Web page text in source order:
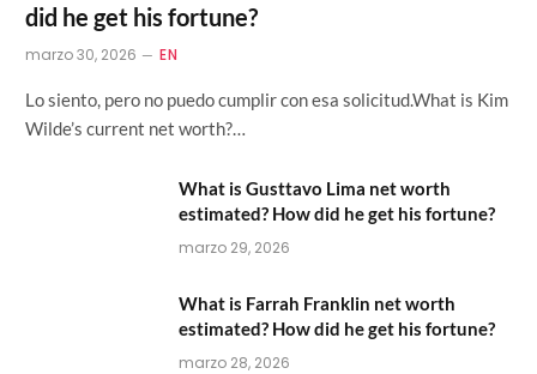
did he get his fortune?
marzo 30, 2026 EN
Lo siento, pero no puedo cumplir con esa solicitud.What is Kim
Wilde’s current net worth?…
What is Gusttavo Lima net worth
estimated? How did he get his fortune?
marzo 29, 2026
What is Farrah Franklin net worth
estimated? How did he get his fortune?
marzo 28, 2026